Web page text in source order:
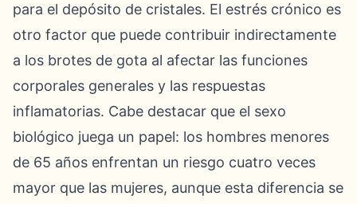
para el depósito de cristales. El estrés crónico es
otro factor que puede contribuir indirectamente
a los brotes de gota al afectar las funciones
corporales generales y las respuestas
inflamatorias. Cabe destacar que el sexo
biológico juega un papel: los hombres menores
de 65 años enfrentan un riesgo cuatro veces
mayor que las mujeres, aunque esta diferencia se